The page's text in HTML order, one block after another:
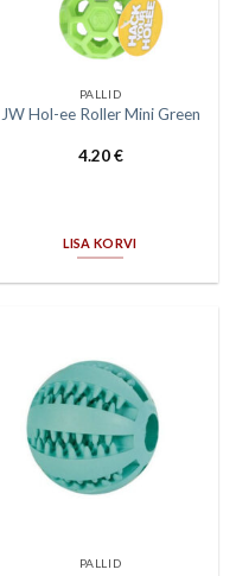
PALLID
JW Hol-ee Roller Mini Green
4.20€
LISA KORVI
PALLID